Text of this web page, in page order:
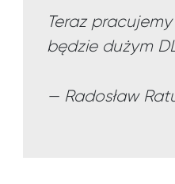
Teraz
będzie dużym
— Radosław